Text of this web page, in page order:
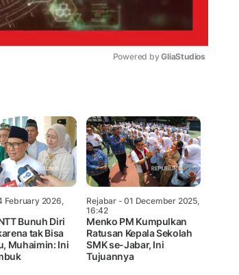
Powered by GliaStudios
February 2026,
Bunuh Diri
tak Bisa
Muhaimin: Ini
Rejabar- 01 December 2025,
16:42
Menko PM Kumpulkan
Ratusan Kepala Sekolah
SMK se-Jabar, Ini
Tujuannya